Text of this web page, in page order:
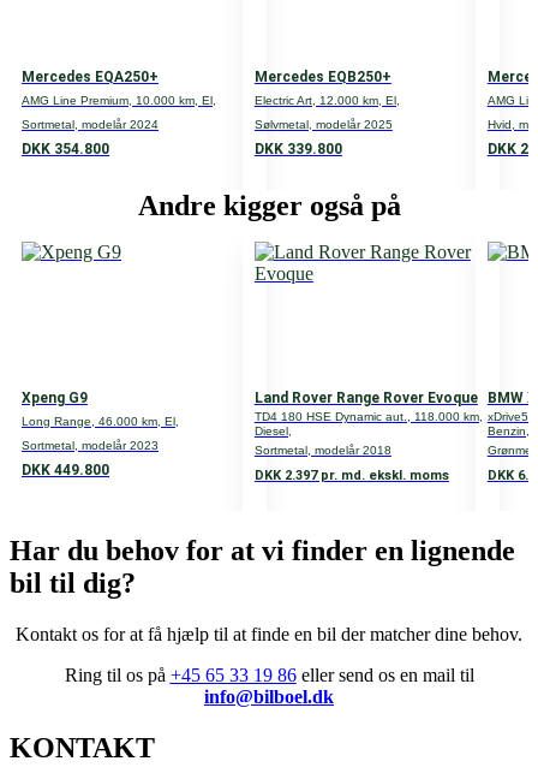
Volume
Ventiler
Transmission
Tank
0-100 km/t.
8,6
Topfart
Vægt
Mercedes EQA250+
AMG Line Premium, 10.000 km, El,
Sortmetal, modelår 2024
DKK 354.800
Mercedes EQB250+
Electric Art, 12.000 km, El,
Sølvmetal, modelår 2025
DKK 339.800
AMG
Hvid,
DKK
Andre kigger også på
Xpeng G9
Long Range, 46.000 km, El,
Sortmetal, modelår 2023
DKK 449.800
Land Rover Range Rover Evoque
TD4 180 HSE Dynamic aut., 118.000 km,
Diesel,
Sortmetal, modelår 2018
DKK 2.397 pr. md. ekskl. moms
BMW
Benzin,
DKK
Har du behov for at vi finder en lignende
bil til dig?
Kontakt os forat få hjælp til at finde en bil der matcher dine behov.
Ring til os på +45 65 33 19 86eller send os en mail til
info@bilboel.dk
KONTAKT